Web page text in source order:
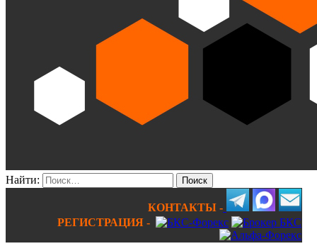
Найти:
КОНТАКТЫ -
РЕГИСТРАЦИЯ -